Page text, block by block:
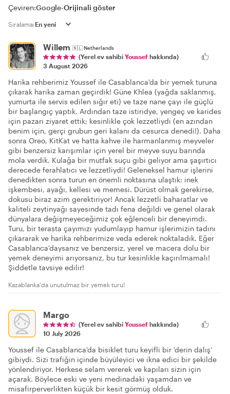
Çeviren:Google-Orijinali göster
Sıralama:
Willem 🇳🇱Netherlands
(Yerel ev sahibi Youssef hakkında)
3 August 2026
Harika rehberimiz Youssef ile Casablanca'da bir yemek turuna
çıkarak harika zaman geçirdik! Güne Khlea (yağda saklanmış,
yumurta ile servis edilen sığır eti) ve taze nane çayı ile güçlü
bir başlangıç yaptık. Ardından taze istiridye, yengeç ve karides
için pazarı ziyaret ettik; kesinlikle çok lezzetliydi (en azından
benim için, gerçi grubun geri kalanı da cesurca denedi!). Daha
sonra Oreo, KitKat ve hatta kahve ile harmanlanmış meyveler
gibi benzersiz karışımlar için yerel bir meyve suyu barında
mola verdik. Kulağa bir mutfak suçu gibi geliyor ama şaşırtıcı
derecede ferahlatıcı ve lezzetliydi! Geleneksel hamur işlerini
denedikten sonra turun en önemli noktasına ulaştık: inek
işkembesi, ayağı, kellesi ve memesi. Dürüst olmak gerekirse,
dokusu biraz azim gerektiriyor! Ancak lezzetli baharatlar ve
kaliteli zeytinyağı sayesinde tadı fena değildi ve genel olarak
dünyalara değişmeyeceğimiz çok eğlenceli bir deneyimdi.
Turu, bir terasta çayımızı yudumlayıp hamur işlerimizin tadını
çıkararak ve harika rehberimize veda ederek noktaladık. Eğer
Casablanca'daysanız ve benzersiz, yerel ve macera dolu bir
yemek deneyimi arıyorsanız, bu tur kesinlikle kaçırılmamalı!
Şiddetle tavsiye edilir!
Kazablanka'da unutulmaz bir yemek turu!
Margo
(Yerel ev sahibi Youssef hakkında)
10 July 2026
Youssef ile Casablanca'da bisiklet turu keyifli bir 'derin dalış'
gibiydi. Sizi trafiğin içinde büyüleyici ve ikna edici bir şekilde
yönlendiriyor. Herkese selam vererek ve kapıları sizin için
açarak. Böylece eski ve yeni medinadaki yaşamdan ve
misafirperverlikten küçük bir kesit görmüş olduk.